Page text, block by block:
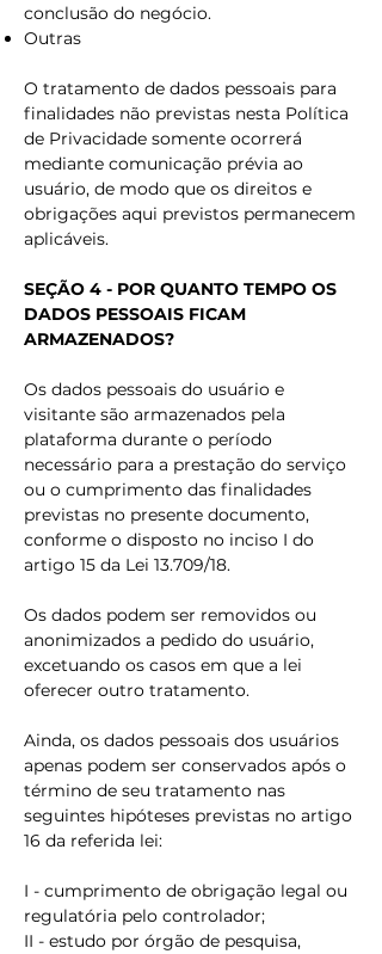
conclusão do negócio.
Outras
O tratamento de dados pessoais para
finalidades não previstas nesta Política
de Privacidade somente ocorrerá
mediante comunicação prévia ao
usuário, de modo que os direitos e
obrigações aqui previstos permanecem
aplicáveis.
SEÇÃO 4 - POR QUANTO TEMPO OS
DADOS PESSOAIS FICAM
ARMAZENADOS?
Os dados pessoais do usuário e
visitante são armazenados pela
plataforma durante o período
necessário para a prestação do serviço
ou o cumprimento das finalidades
previstas no presente documento,
conforme o disposto no inciso I do
artigo 15 da Lei 13.709/18.
Os dados podem ser removidos ou
anonimizados a pedido do usuário,
excetuando os casos em que a lei
oferecer outro tratamento.
Ainda, os dados pessoais dos usuários
apenas podem ser conservados após o
término de seu tratamento nas
seguintes hipóteses previstas no artigo
16 da referida lei:
I - cumprimento de obrigação legal ou
regulatória pelo controlador;
II - estudo por órgão de pesquisa,